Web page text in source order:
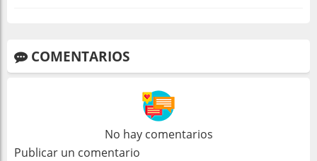
COMENTARIOS
No hay comentarios
Publicar un comentario